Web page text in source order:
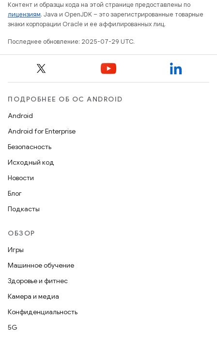
Контент и образцы кода на этой странице предоставлены по
лицензиям. Java и OpenJDK – это зарегистрированные товарные
знаки корпорации Oracle и ее аффилированных лиц.
Последнее обновление: 2025-07-29 UTC.
ПОДРОБНЕЕ ОБ ОС ANDROID
Android
Android for Enterprise
Безопасность
Исходный код
Новости
Блог
Подкасты
ОБЗОР
Игры
Машинное обучение
Здоровье и фитнес
Камера и медиа
Конфиденциальность
5G